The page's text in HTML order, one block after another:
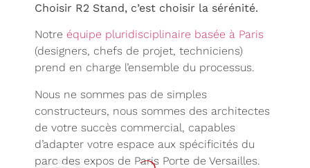
Choisir R2 Stand, c’est choisir la sérénité.
Notre équipe pluridisciplinaire basée à Paris
(designers, chefs de projet, techniciens)
prend en charge l’ensemble du processus.
Nous ne sommes pas de simples
constructeurs, nous sommes des architectes
de votre succès commercial, capables
d’adapter votre espace aux spécificités du
parc des expos de Paris Porte de Versailles.